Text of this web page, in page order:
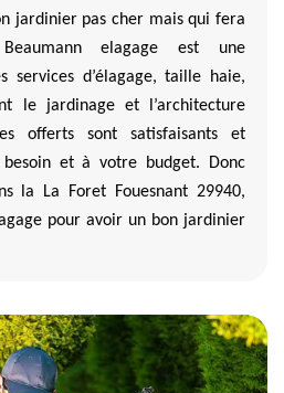
jardinier pas cher mais qui fera
Beaumann elagage est une
services d’élagage, taille haie,
le jardinage et l’architecture
offerts sont satisfaisants et
et à votre budget. Donc
la La Foret Fouesnant 29940,
pour avoir un bon jardinier